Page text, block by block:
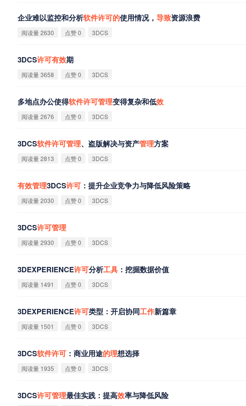
企业难以监控和分析软件许可的使用情况， 导致资源浪费
阅读量 2630 点赞 0 3DCS
3DCS许可有效期
阅读量 3658 点赞 0 3DCS
多地点办公使得软件许可管理变得复杂和低效
阅读量 2676 点赞 0 3DCS
3DCS软件许可管理、盗版解决与资产管理方案
阅读量 2813 点赞 0 3DCS
有效管理3DCS许可 ：提升企业竞争力与降低风险策略
阅读量 2030 点赞 0 3DCS
3DCS许可管理
阅读量 2930 点赞 0 3DCS
3DEXPERIENCE许可分析工具 ：挖掘数据价值
阅读量 1491 点赞 0 3DCS
3DEXPERIENCE许可类型：开启协同工作新篇章
阅读量 1501 点赞 0 3DCS
3DCS软件许可 ：商业用途的理想选择
阅读量 1935 点赞 0 3DCS
3DCS许可管理最佳实践：提高效率与降低风险